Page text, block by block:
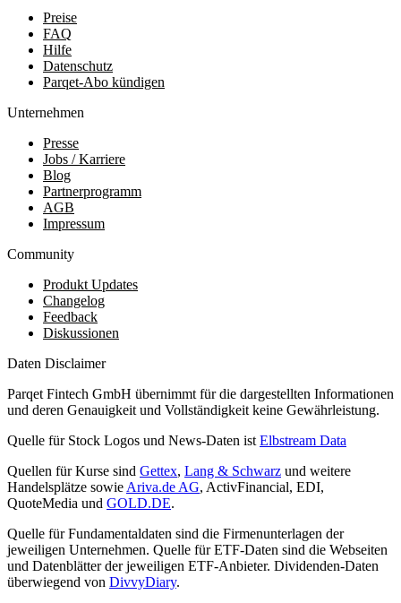
Preise
FAQ
Hilfe
Datenschutz
Parqet-Abo kündigen
Unternehmen
Presse
Jobs / Karriere
Blog
Partnerprogramm
AGB
Impressum
Community
Produkt Updates
Changelog
Feedback
Diskussionen
Daten Disclaimer
Parqet Fintech GmbH übernimmt für die dargestellten Informationen
und deren Genauigkeit und Vollständigkeit keine Gewährleistung.
Quelle für Stock Logos und News-Daten ist Elbstream Data
Quellen für Kurse sind Gettex, Lang & Schwarz und weitere
Handelsplätze sowie Ariva.de AG, ActivFinancial, EDI,
QuoteMedia und GOLD.DE.
Quelle für Fundamentaldaten sind die Firmenunterlagen der
jeweiligen Unternehmen. Quelle für ETF-Daten sind die Webseiten
und Datenblätter der jeweiligen ETF-Anbieter. Dividenden-Daten
überwiegend von DivvyDiary.